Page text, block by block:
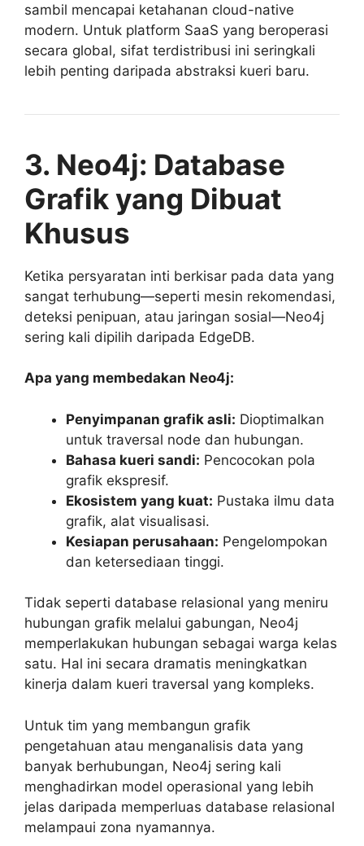
sambil mencapai ketahanan cloud-native
modern. Untuk platform SaaS yang beroperasi
secara global, sifat terdistribusi ini seringkali
lebih penting daripada abstraksi kueri baru.
3. Neo4j: Database
Grafik yang Dibuat
Khusus
Ketika persyaratan inti berkisar pada data yang
sangat terhubung—seperti mesin rekomendasi,
deteksi penipuan, atau jaringan sosial—Neo4j
sering kali dipilih daripada EdgeDB.
Apa yang membedakan Neo4j:
Penyimpanan grafik asli: Dioptimalkan
untuk traversal node dan hubungan.
Bahasa kueri sandi: Pencocokan pola
grafik ekspresif.
Ekosistem yang kuat: Pustaka ilmu data
grafik, alat visualisasi.
Kesiapan perusahaan: Pengelompokan
dan ketersediaan tinggi.
Tidak seperti database relasional yang meniru
hubungan grafik melalui gabungan, Neo4j
memperlakukan hubungan sebagai warga kelas
satu. Hal ini secara dramatis meningkatkan
kinerja dalam kueri traversal yang kompleks.
Untuk tim yang membangun grafik
pengetahuan atau menganalisis data yang
banyak berhubungan, Neo4j sering kali
menghadirkan model operasional yang lebih
jelas daripada memperluas database relasional
melampaui zona nyamannya.